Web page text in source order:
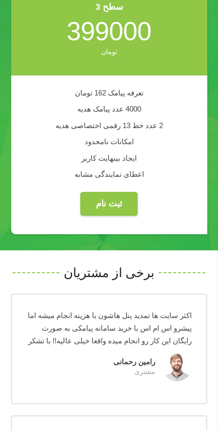
سطح 3
399000
تومان
تعرفه پیامک 162 تومان
4000 عدد پیامک هدیه
2 عدد خط 13 رقمی اختصاصی هدیه
امکانات نامحدود
ایجاد بینهایت کاربر
اعطای نمایندگی مشابه
ثبت نام
برخی از مشتریان
اکثر سایت ها تمدید پنل هاشون با هزینه انجام میشه اما
پیشرو اس ام اس با خرید سامانه پیامکی به صورت
رایگان این کار رو انجام میده واقعا خیلی عالیه!! با تشکر
رامین رحمانی
مشتری